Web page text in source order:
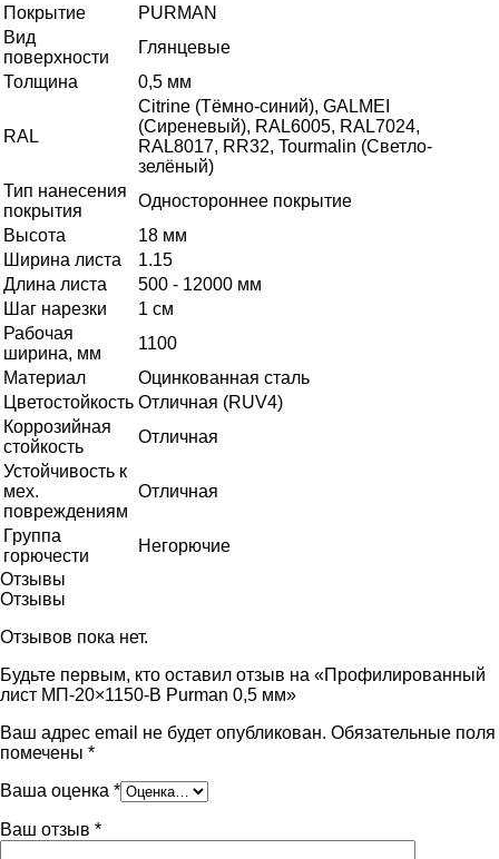
Покрытие
PURMAN
Вид
поверхности
Глянцевые
Толщина
0,5 мм
RAL
Citrine (Тёмно-синий), GALMEI
(Сиреневый), RAL6005, RAL7024,
RAL8017, RR32, Tourmalin (Светло-
зелёный)
Тип нанесения
покрытия
Одностороннее покрытие
Высота
18 мм
Ширина листа
1.15
Длина листа
500 - 12000 мм
Шаг нарезки
1 см
Рабочая
ширина, мм
1100
Материал
Оцинкованная сталь
Цветостойкость Отличная (RUV4)
Коррозийная
стойкость
Отличная
Устойчивость к
мех.
повреждениям
Отличная
Группа
горючести
Негорючие
Отзывы
Отзывы
Отзывов пока нет.
Будьте первым, кто оставил отзыв на «Профилированный
лист МП-20×1150-B Purman 0,5 мм»
Ваш адрес email не будет опубликован. Обязательные поля
помечены *
Ваша оценка *
Ваш отзыв *